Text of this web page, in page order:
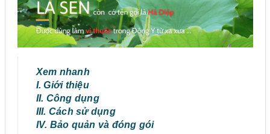
Xem nhanh
I. Giới thiệu
II. Công dụng
III. Cách sử dụng
IV. Bảo quản và đóng gói